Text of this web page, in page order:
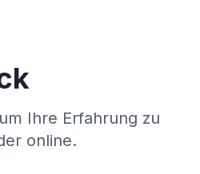
Ihre Erfahrung zu
online.